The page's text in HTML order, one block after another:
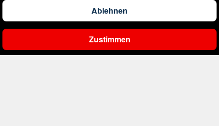
Ergebnisse filtern
Ablehnen
Zustimmen